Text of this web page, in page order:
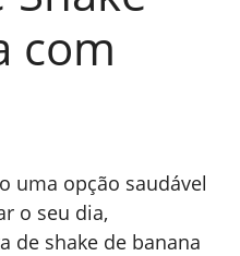
com
uma opção saudável
o seu dia,
de shake de banana